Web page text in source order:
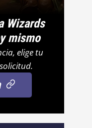
Wizards
mismo
elige tu